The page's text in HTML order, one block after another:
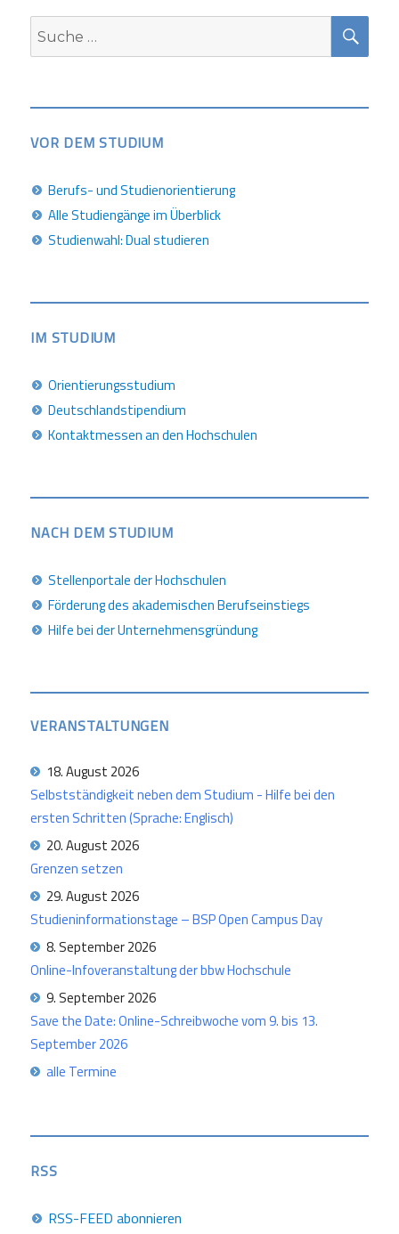
Suche
nach:
VOR DEM STUDIUM
Berufs- und Studienorientierung
Alle Studiengänge im Überblick
Studienwahl: Dual studieren
IM STUDIUM
Orientierungsstudium
Deutschlandstipendium
Kontaktmessen an den Hochschulen
NACH DEM STUDIUM
Stellenportale der Hochschulen
Förderung des akademischen Berufseinstiegs
Hilfe bei der Unternehmensgründung
VERANSTALTUNGEN
18. August 2026
Selbstständigkeit neben dem Studium - Hilfe bei den
ersten Schritten (Sprache: Englisch)
20. August 2026
Grenzen setzen
29. August 2026
Studieninformationstage – BSP Open Campus Day
8. September 2026
Online-Infoveranstaltung der bbw Hochschule
9. September 2026
Save the Date: Online-Schreibwoche vom 9. bis 13.
September 2026
alle Termine
RSS
RSS-FEED abonnieren